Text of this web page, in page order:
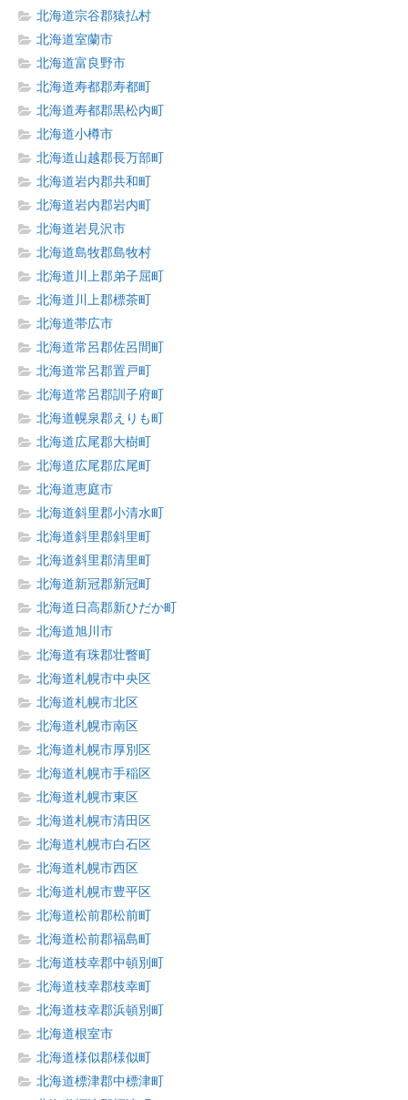
北海道宗谷郡猿払村
北海道室蘭市
北海道富良野市
北海道寿都郡寿都町
北海道寿都郡黒松内町
北海道小樽市
北海道山越郡長万部町
北海道岩内郡共和町
北海道岩内郡岩内町
北海道岩見沢市
北海道島牧郡島牧村
北海道川上郡弟子屈町
北海道川上郡標茶町
北海道帯広市
北海道常呂郡佐呂間町
北海道常呂郡置戸町
北海道常呂郡訓子府町
北海道幌泉郡えりも町
北海道広尾郡大樹町
北海道広尾郡広尾町
北海道恵庭市
北海道斜里郡小清水町
北海道斜里郡斜里町
北海道斜里郡清里町
北海道新冠郡新冠町
北海道日高郡新ひだか町
北海道旭川市
北海道有珠郡壮瞥町
北海道札幌市中央区
北海道札幌市北区
北海道札幌市南区
北海道札幌市厚別区
北海道札幌市手稲区
北海道札幌市東区
北海道札幌市清田区
北海道札幌市白石区
北海道札幌市西区
北海道札幌市豊平区
北海道松前郡松前町
北海道松前郡福島町
北海道枝幸郡中頓別町
北海道枝幸郡枝幸町
北海道枝幸郡浜頓別町
北海道根室市
北海道様似郡様似町
北海道標津郡中標津町